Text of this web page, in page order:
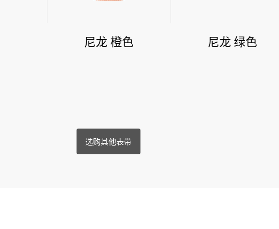
尼龙 橙色 尼龙 绿色
选购其他表带